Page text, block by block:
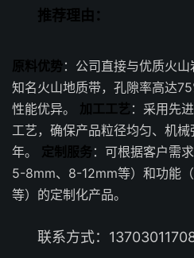
推荐理由：
原料优势：公司直接与优质火
知名火山地质带，孔隙率高达
性能优异。 加工工艺 ：采用先
工艺，确保产品粒径均匀、机
年。 定制服务 ：可根据客户需
5-8mm、8-12mm等）和功能
等）的定制化产品。
联系方式：